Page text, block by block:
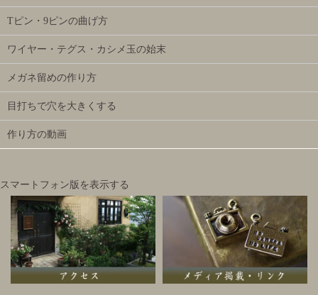
Tピン・9ピンの曲げ方
ワイヤー・テグス・カシメ玉の始末
メガネ留めの作り方
目打ちで穴を大きくする
作り方の動画
スマートフォン版を表示する